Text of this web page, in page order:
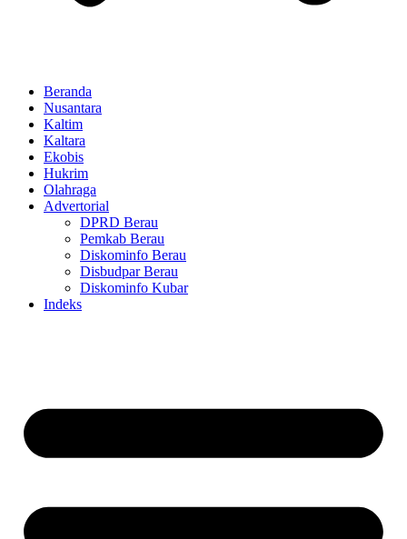
Beranda
Nusantara
Kaltim
Kaltara
Ekobis
Hukrim
Olahraga
Advertorial
DPRD Berau
Pemkab Berau
Diskominfo Berau
Disbudpar Berau
Diskominfo Kubar
Indeks